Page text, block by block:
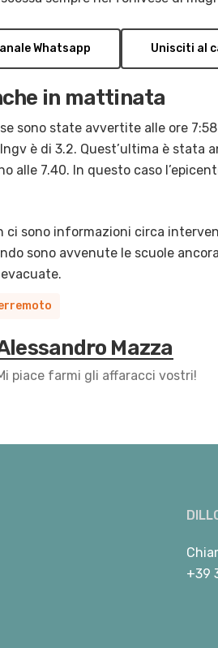
Whatsapp Unisciti al
in mattinata
sono state avvertite alle ore
è di 3.2. Quest’ultima è
alle 7.40. In questo caso
ci sono informazioni circa
sono avvenute le scuole
Mazza
piace farmi gli affaracci vostri!
+39